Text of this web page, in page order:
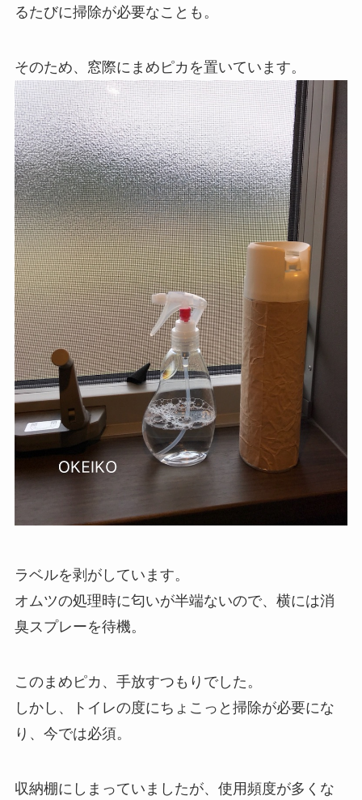
るたびに掃除が必要なことも。
そのため、窓際にまめピカを置いています。
ラベルを剥がしています。
オムツの処理時に匂いが半端ないので、横には消
臭スプレーを待機。
このまめピカ、手放すつもりでした。
しかし、トイレの度にちょこっと掃除が必要にな
り、今では必須。
収納棚にしまっていましたが、使用頻度が多くな